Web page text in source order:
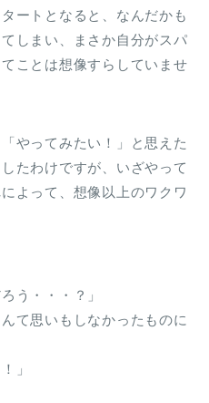
ートとなると、なんだかも
しまい、まさか自分がスパ
ことは想像すらしていませ
やってみたい！」と思えた
たわけですが、いざやって
よって、想像以上のワクワ
う・・・？」
て思いもしなかったものに
」